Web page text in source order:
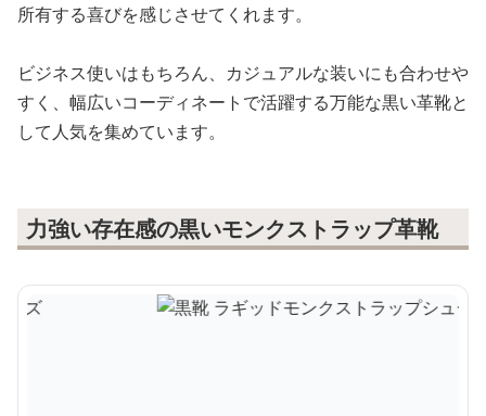
所有する喜びを感じさせてくれます。
ビジネス使いはもちろん、カジュアルな装いにも合わせや
すく、幅広いコーディネートで活躍する万能な黒い革靴と
して人気を集めています。
力強い存在感の黒いモンクストラップ革靴